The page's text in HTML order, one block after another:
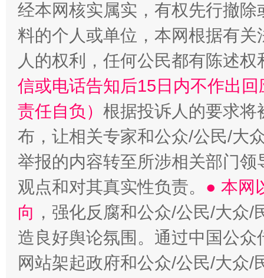
经本网核实属实，有权先行撤
料的个人或单位，本网根据有
人的权利，任何公民都有陈述
信或电话告知后15日内不作出
责任自负） 根据投诉人的要求将
布，让相关专家和公众/公民/大
举报的内容转至所涉相关部门
观点和对其真实性负责。 ● 本网
向 ，强化反腐和公众/公民/大众
造良好舆论氛围。通过中国公
网站架起政府和公众/公民/大众